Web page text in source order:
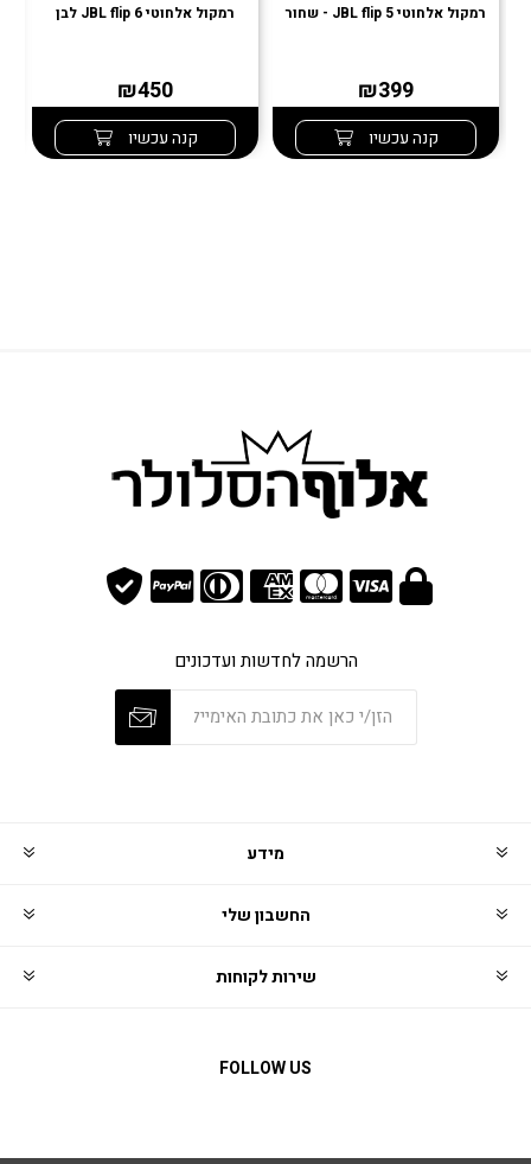
רמקול אלחוטי JBL flip 5 - שחור
₪399
קנה עכשיו
רמקול אלחוטי JBL flip 6 לבן
₪450
קנה עכשיו
הרשמה לחדשות ועדכונים
מידע
החשבון שלי
שירות לקוחות
FOLLOW US